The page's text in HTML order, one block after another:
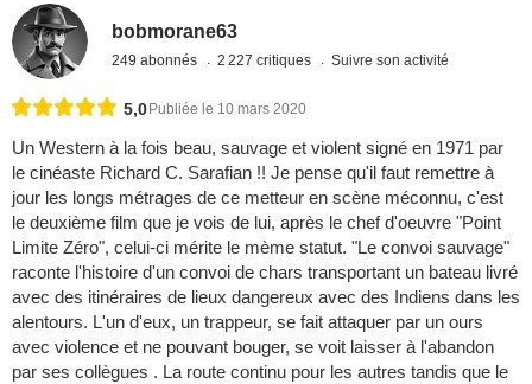
bobmorane63
249 abonnés 2 227 critiques Suivre son activité
5,0 Publiée le 10 mars 2020
Un Western à la fois beau, sauvage et violent signé en 1971 par
le cinéaste Richard C. Sarafian !! Je pense qu'il faut remettre à
jour les longs métrages de ce metteur en scène méconnu, c'est
le deuxième film que je vois de lui, après le chef d'oeuvre "Point
Limite Zéro", celui-ci mérite le mème statut. "Le convoi sauvage"
raconte l'histoire d'un convoi de chars transportant un bateau livré
avec des itinéraires de lieux dangereux avec des Indiens dans les
alentours. L'un d'eux, un trappeur, se fait attaquer par un ours
avec violence et ne pouvant bouger, se voit laisser à l'abandon
par ses collègues . La route continu pour les autres tandis que le